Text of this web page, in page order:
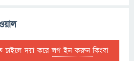
চাইলে দয়া করেলগ ইন করুনকিংবা